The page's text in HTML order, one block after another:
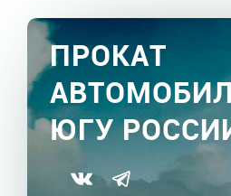
ПРОКАТ
ЮГУ